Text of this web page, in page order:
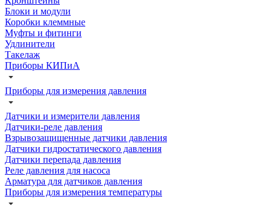
Блоки и модули
Коробки клеммные
Муфты и фитинги
Удлинители
Такелаж
Приборы КИПиА
Приборы для измерения давления
Датчики и измерители давления
Датчики-реле давления
Взрывозащищенные датчики давления
Датчики гидростатического давления
Датчики перепада давления
Реле давления для насоса
Арматура для датчиков давления
Приборы для измерения температуры